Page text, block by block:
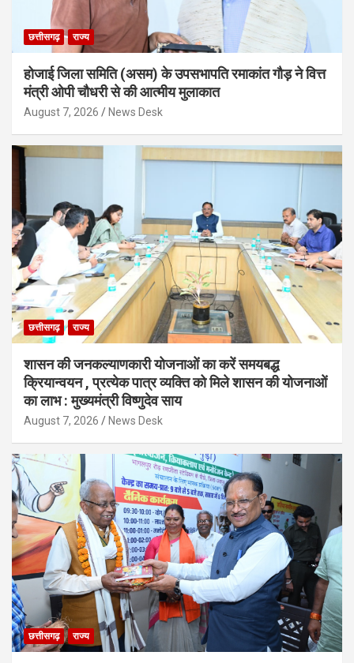
छत्तीसगढ़ राज्य
होजाई जिला समिति (असम) के उपसभापति रमाकांत गौड़ ने वित्त
मंत्री ओपी चौधरी से की आत्मीय मुलाकात
August 7, 2026 News Desk
छत्तीसगढ़ राज्य
शासन की जनकल्याणकारी योजनाओं का करें समयबद्ध
क्रियान्वयन , प्रत्येक पात्र व्यक्ति को मिले शासन की योजनाओं
का लाभ : मुख्यमंत्री विष्णुदेव साय
August 7, 2026 News Desk
छत्तीसगढ़ राज्य